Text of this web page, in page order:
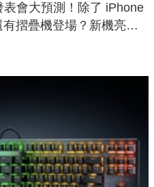
表會大預測！除了 iPhone
摺疊機登場？新機亮點